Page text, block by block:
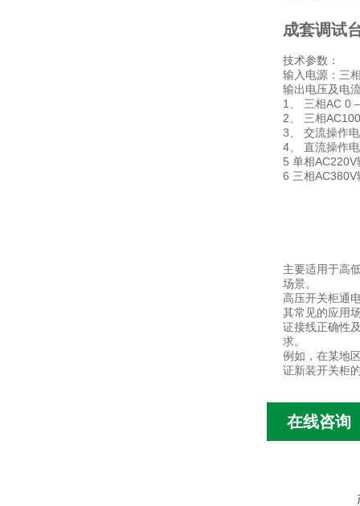
成套调试
技术参数：
输入电源：三
输出电压及电
1、 三相AC 0
2、 三相
3、 交流操作
4、 直流操作
5 单相
6 三相
主要适用于高
场景。
高压开关柜通
其常见的应用
证接线正确性
求。
例如，在某地
证新装开关柜
在线咨询